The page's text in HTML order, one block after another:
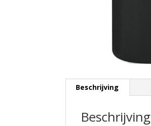
Beschrijving
Beschrijving